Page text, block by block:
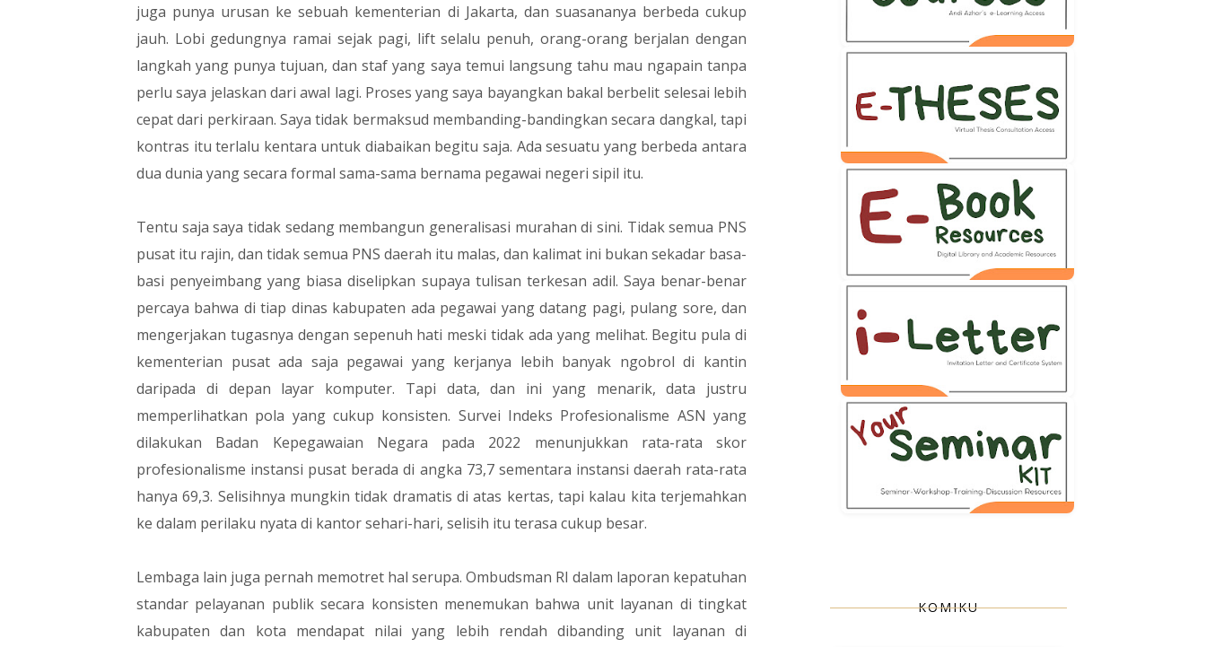
juga punya urusan ke sebuah kementerian di Jakarta, dan suasananya berbeda cukup
jauh. Lobi gedungnya ramai sejak pagi, lift selalu penuh, orang-orang berjalan dengan
langkah yang punya tujuan, dan staf yang saya temui langsung tahu mau ngapain tanpa
perlu saya jelaskan dari awal lagi. Proses yang saya bayangkan bakal berbelit selesai lebih
cepat dari perkiraan. Saya tidak bermaksud membanding-bandingkan secara dangkal, tapi
kontras itu terlalu kentara untuk diabaikan begitu saja. Ada sesuatu yang berbeda antara
dua dunia yang secara formal sama-sama bernama pegawai negeri sipil itu.
Tentu saja saya tidak sedang membangun generalisasi murahan di sini. Tidak semua PNS
pusat itu rajin, dan tidak semua PNS daerah itu malas, dan kalimat ini bukan sekadar basa-
basi penyeimbang yang biasa diselipkan supaya tulisan terkesan adil. Saya benar-benar
percaya bahwa di tiap dinas kabupaten ada pegawai yang datang pagi, pulang sore, dan
mengerjakan tugasnya dengan sepenuh hati meski tidak ada yang melihat. Begitu pula di
kementerian pusat ada saja pegawai yang kerjanya lebih banyak ngobrol di kantin
daripada di depan layar komputer. Tapi data, dan ini yang menarik, data justru
memperlihatkan pola yang cukup konsisten. Survei Indeks Profesionalisme ASN yang
dilakukan Badan Kepegawaian Negara pada 2022 menunjukkan rata-rata skor
profesionalisme instansi pusat berada di angka 73,7 sementara instansi daerah rata-rata
hanya 69,3. Selisihnya mungkin tidak dramatis di atas kertas, tapi kalau kita terjemahkan
ke dalam perilaku nyata di kantor sehari-hari, selisih itu terasa cukup besar.
Lembaga lain juga pernah memotret hal serupa. Ombudsman RI dalam laporan kepatuhan
standar pelayanan publik secara konsisten menemukan bahwa unit layanan di tingkat
kabupaten dan kota mendapat nilai yang lebih rendah dibanding unit layanan di
KOMIKU